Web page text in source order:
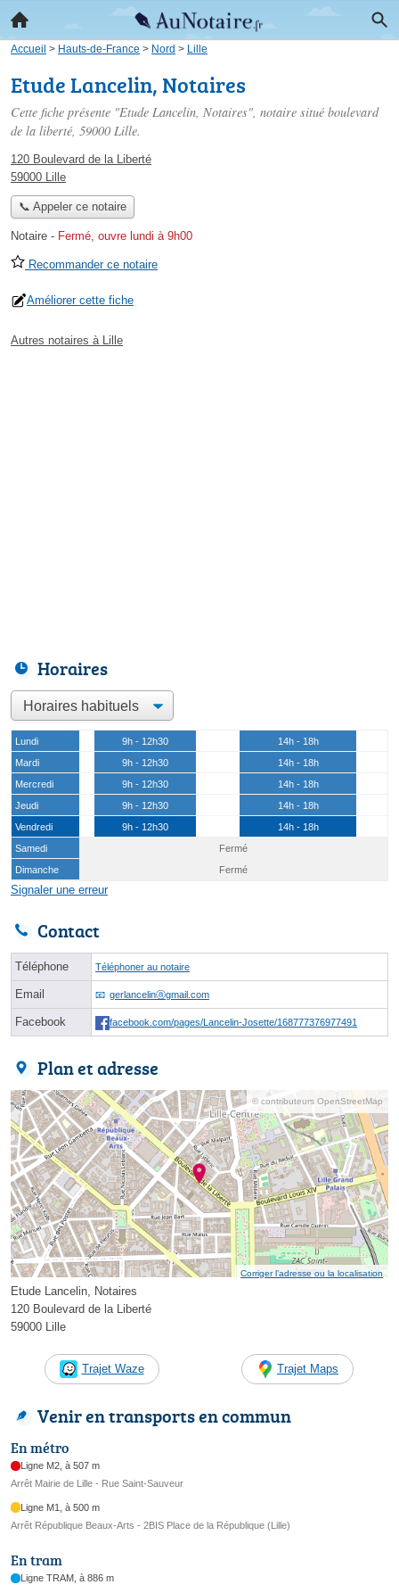
Accueil > Hauts-de-France > Nord > Lille
Etude Lancelin, Notaires
Cette fiche présente "Etude Lancelin, Notaires", notaire situé boulevard
de la liberté, 59000 Lille.
120 Boulevard de la Liberté
59000 Lille
📞 Appeler ce notaire
Notaire - Fermé, ouvre lundi à 9h00
Recommander ce notaire
Améliorer cette fiche
Autres notaires à Lille
Horaires
Lundi 9h - 12h30
14h - 18h
Mardi
9h - 12h30
14h - 18h
Mercredi
9h - 12h30
14h - 18h
Jeudi
9h - 12h30
14h - 18h
Vendredi
9h - 12h30
14h - 18h
Samedi
Fermé
Dimanche
Fermé
Signaler une erreur
Contact
Téléphone Téléphoner au notaire
Email gerlancelinⓐgmail.com
Facebook facebook.com/pages/Lancelin-Josette/168777376977491
Plan et adresse
© contributeurs OpenStreetMap
Corriger l’adresse ou la localisation
Etude Lancelin, Notaires
120 Boulevard de la Liberté
59000 Lille
Trajet Waze Trajet Maps
Venir en transports en commun
En métro
Ligne M2, à 507 m
Arrêt Mairie de Lille - Rue Saint-Sauveur
Ligne M1, à 500 m
Arrêt République Beaux-Arts - 2BIS Place de la République (Lille)
En tram
Ligne TRAM, à 886 m